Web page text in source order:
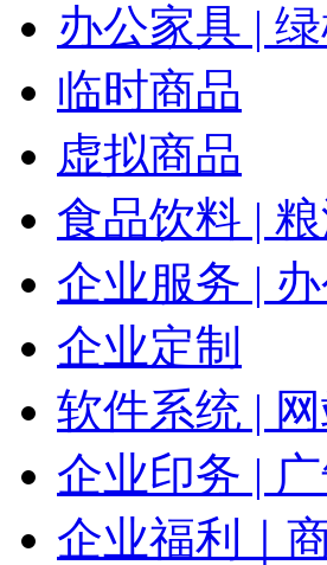
办公家具 |
临时商品
虚拟商品
食品饮料 |
企业服务 |
企业定制
软件系统 |
企业印务 |
企业福利｜